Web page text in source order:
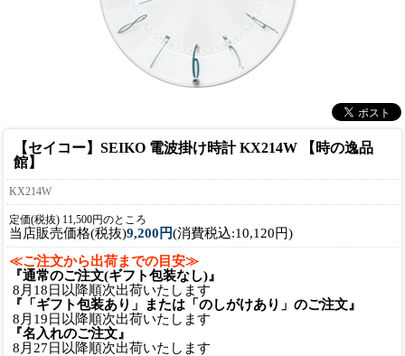
【セイコー】SEIKO 電波掛け時計 KX214W 【時の逸品
館】
KX214W
定価(税抜) 11,500円のところ
当店販売価格(税抜)9,200円(消費税込:10,120円)
≪ご注文から出荷までの目安≫
『通常のご注文(ギフト包装なし)』
8月18日以降順次出荷いたします
『「ギフト包装あり」または「のしがけあり」のご注文』
8月19日以降順次出荷いたします
『名入れのご注文』
8月27日以降順次出荷いたします